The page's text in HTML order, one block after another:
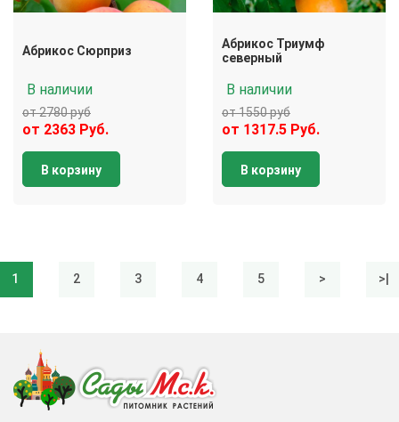
Абрикос Сюрприз
В наличии
от 2780 руб
от 2363 Руб.
В корзину
Абрикос Триумф
северный
В наличии
от 1550 руб
от 1317.5 Руб.
В корзину
1 2 3 4 5 > >|